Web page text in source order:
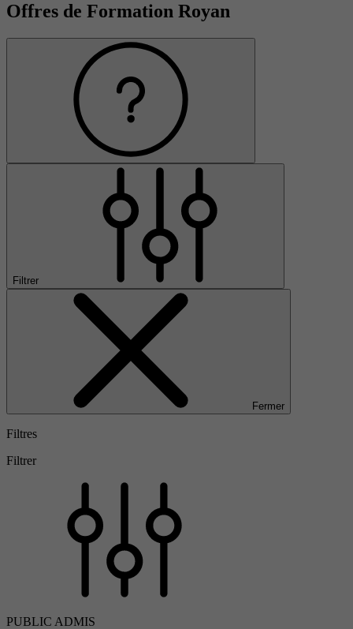
Offres de Formation Royan
Filtrer
Fermer
Filtres
Filtrer
PUBLIC ADMIS